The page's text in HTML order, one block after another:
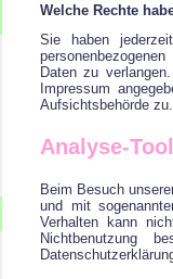
Welche Rechte
Sie haben
Daten zu
Impressum
Aufsichtsbehörde zu.
Analyse-
Beim Besuch
und mit
Verhalten kann
Nichtbenutzung